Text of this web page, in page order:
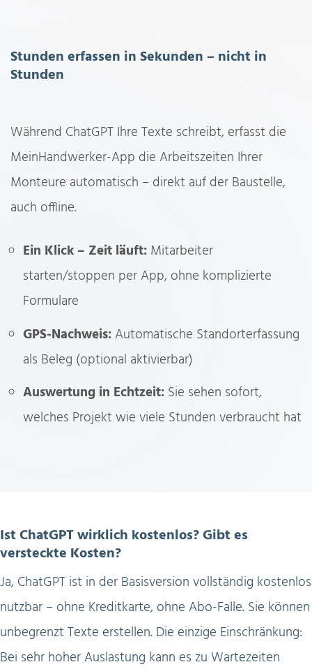
Stunden erfassen in Sekunden – nicht in
Stunden
Während ChatGPT Ihre Texte schreibt, erfasst die
MeinHandwerker-App die Arbeitszeiten Ihrer
Monteure automatisch – direkt auf der Baustelle,
auch offline.
Ein Klick – Zeit läuft: Mitarbeiter
starten/stoppen per App, ohne komplizierte
Formulare
GPS-Nachweis: Automatische Standorterfassung
als Beleg (optional aktivierbar)
Auswertung in Echtzeit: Sie sehen sofort,
welches Projekt wie viele Stunden verbraucht hat
Ist ChatGPT wirklich kostenlos? Gibt es
versteckte Kosten?
Ja, ChatGPT ist in der Basisversion vollständig kostenlos
nutzbar – ohne Kreditkarte, ohne Abo-Falle. Sie können
unbegrenzt Texte erstellen. Die einzige Einschränkung:
Bei sehr hoher Auslastung kann es zu Wartezeiten